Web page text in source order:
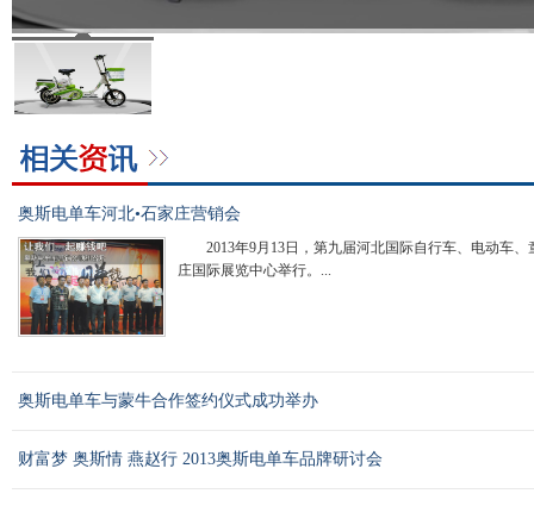
奥斯电单车河北•石家庄营销会
2013年9月13日，第九届河北国际自行车、电动车
庄国际展览中心举行。...
奥斯电单车与蒙牛合作签约仪式成功举办
财富梦 奥斯情 燕赵行 2013奥斯电单车品牌研讨会